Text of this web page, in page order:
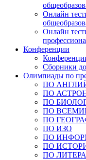
Онлайн
Онлайн
Конференции
Сборники
Олимпиады по
ПО
ПО
ПО
ПО
ПО
ПО ИЗО
ПО
ПО
ПО